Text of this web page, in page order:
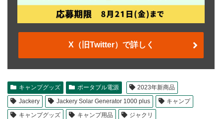
X（旧Twitter）で詳しく
キャンプグッズ ポータブル電源
2023年新商品
Jackery
Jackery Solar Generator 1000 plus
キャンプ
キャンプグッズ
キャンプ用品
ジャクリ